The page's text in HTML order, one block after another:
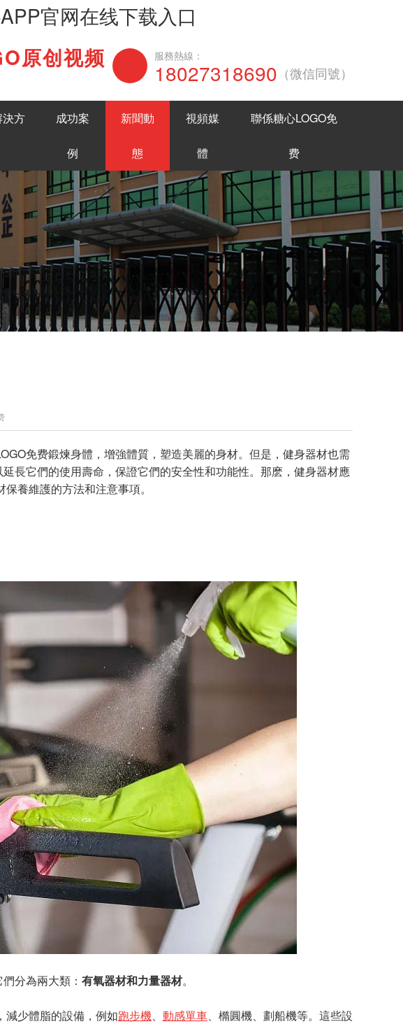
官网在线下载入口
English 在線谘詢
原创视频 服務熱線：
18027318690 （微信同號）
方 成功案
例
新聞動
態
視頻媒
體
聯係糖心LOGO免
费
免费鍛煉身體，增強體質，塑造美麗的身材。但是，健身器材也需
長它們的使用壽命，保證它們的安全性和功能性。那麽，健身器材應
養維護的方法和注意事項。
分為兩大類： 有氧器材和力量器材。
減少體脂的設備，例如跑步機、 動感單車、橢圓機、劃船機等。這些設